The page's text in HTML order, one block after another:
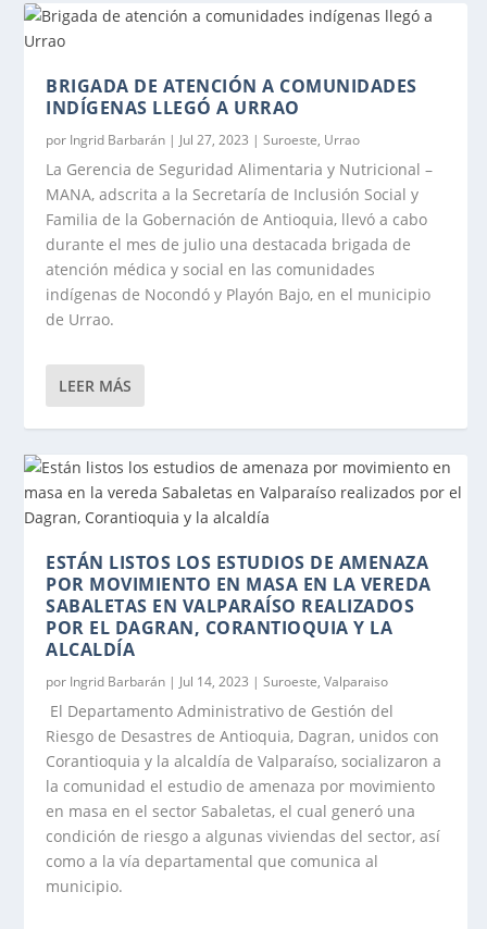
CON LUIS PÉREZ, EL SUROESTE DE
ANTIOQUIA SE PREPARA PARA UN GRAN
CRECIMIENTO
BRIGADA DE ATENCIÓN A COMUNIDADES
INDÍGENAS LLEGÓ A URRAO
por Ingrid Barbarán | Jul 27, 2023 |Suroeste, Urrao
La Gerencia de Seguridad Alimentaria y Nutricional –
MANA, adscrita a la Secretaría de Inclusión Social y
Familia de la Gobernación de Antioquia, llevó a cabo
durante el mes de julio una destacada brigada de
atención médica y social en las comunidades
indígenas de Nocondó y Playón Bajo, en el municipio
de Urrao.
LEER MÁS
ESTÁN LISTOS LOS ESTUDIOS DE AMENAZA
POR MOVIMIENTO EN MASA EN LA VEREDA
SABALETAS EN VALPARAÍSO REALIZADOS
POR EL DAGRAN, CORANTIOQUIA Y LA
ALCALDÍA
por Ingrid Barbarán | Jul 14, 2023 |Suroeste,Valparaiso
El Departamento Administrativo de Gestión del
Riesgo de Desastres de Antioquia, Dagran, unidos con
Corantioquia y la alcaldía de Valparaíso, socializaron a
la comunidad el estudio de amenaza por movimiento
en masa en el sector Sabaletas, el cual generó una
condición de riesgo a algunas viviendas del sector, así
como a la vía departamental que comunica al
municipio.